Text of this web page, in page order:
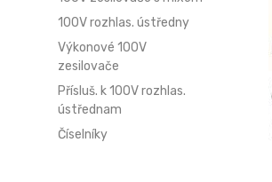
100V rozhlas. ústředny
Výkonové 100V
zesilovače
Přísluš. k 100V rozhlas.
ústřednam
Číselníky